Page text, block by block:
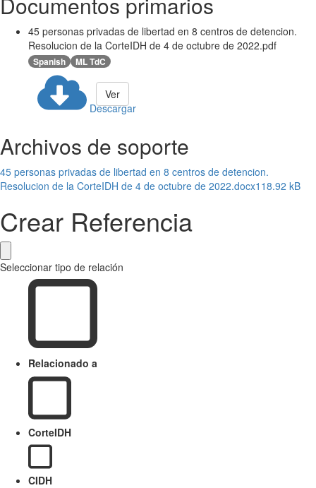
45 personas privadas de libertad en 8 centros de detencion.
Resolucion de la CorteIDH de 4 de octubre de 2022.pdf
Spanish ML TdC
Descargar
Ver
Archivos de soporte
45 personas privadas de libertad en 8 centros de detencion.
Resolucion de la CorteIDH de 4 de octubre de 2022.docx118.92 kB
Crear Referencia
Seleccionar tipo de relación
Relacionado a
CorteIDH
CIDH